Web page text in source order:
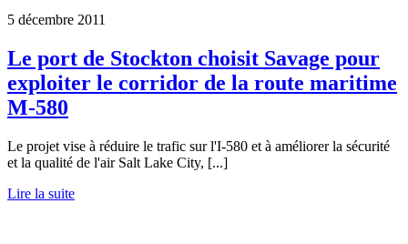
5 décembre 2011
Le port de Stockton choisit Savage pour
exploiter le corridor de la route maritime
M-580
Le projet vise à réduire le trafic sur l'I-580 et à améliorer la sécurité
et la qualité de l'air Salt Lake City, [...]
Lire la suite